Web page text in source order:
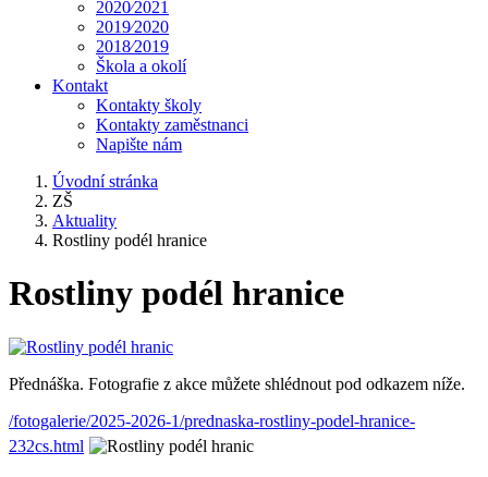
2020⁄2021
2019⁄2020
2018⁄2019
Škola a okolí
Kontakt
Kontakty školy
Kontakty zaměstnanci
Napište nám
Úvodní stránka
ZŠ
Aktuality
Rostliny podél hranice
Rostliny podél hranice
Přednáška. Fotografie z akce můžete shlédnout pod odkazem níže.
/fotogalerie/2025-2026-1/prednaska-rostliny-podel-hranice-
232cs.html